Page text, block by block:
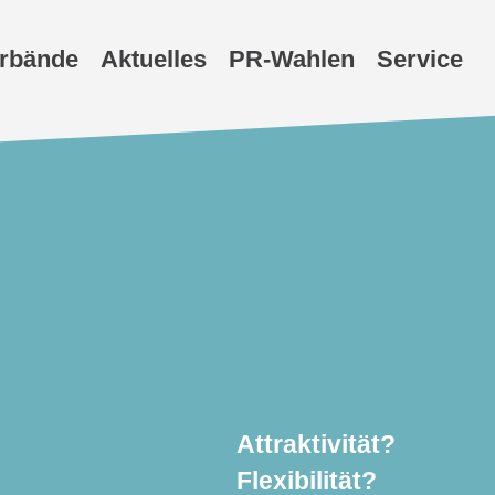
Aktuelles PR-Wahlen Service
Attraktivität?
Flexibilität?